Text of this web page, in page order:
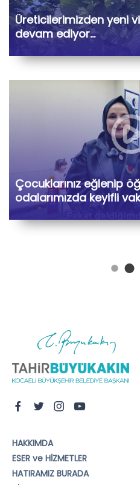
Üreticilerimizden yeni
devam ediyor…
Çocuklarınız eğlenip
odalarımızda keyifli
HAKKIMDA
ESER ve HİZMETLER
HATIRAMIZ BURADA